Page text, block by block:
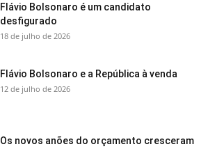
Flávio Bolsonaro é um candidato
desfigurado
18 de julho de 2026
Flávio Bolsonaro e a República à venda
12 de julho de 2026
Os novos anões do orçamento cresceram